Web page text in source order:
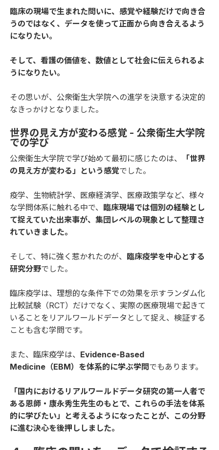
臨床の現場で生まれた問いに、感覚や経験だけで向き合
うのではなく、データを使って正面から向き合えるよう
になりたい。
そして、看護の価値を、数値として社会に伝えられるよ
うになりたい。
その思いが、公衆衛生大学院への進学を決意する決定的
なきっかけとなりました。
世界の見え方が変わる感覚 - 公衆衛生大学院
での学び
公衆衛生大学院で学び始めて最初に感じたのは、
「世界
の見え方が変わる」という感覚でした。
疫学、生物統計学、医療経済学、医療政策学など、様々
な学問体系に触れる中で、 臨床現場では個別の経験とし
て捉えていた出来事が、集団レベルの現象として整理さ
れていきました。
そして、特に強く惹かれたのが、 臨床疫学を中心とする
研究分野でした。
臨床疫学は、理想的な条件下での効果を示すランダム化
比較試験（RCT）だけでなく、実際の医療現場で起きて
いることをリアルワールドデータとして捉え、検証する
ことも含む学問です。
また、臨床疫学は、 Evidence-Based
Medicine（EBM）を体系的に学ぶ学問でもあります。
「国内におけるリアルワールドデータ研究の第一人者で
ある恩師・康永秀生先生のもとで、これらの手法を体系
的に学びたい」と考えるようになったことが、この分野
に進む決心を後押ししました。